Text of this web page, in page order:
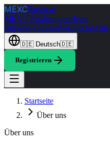
MEXCReview
MEXC ErfahrungenBeste
BörsenGebührenVergleiche
🇩🇪 Deutsch🇩🇪
Registrieren
Startseite
Über uns
Über uns